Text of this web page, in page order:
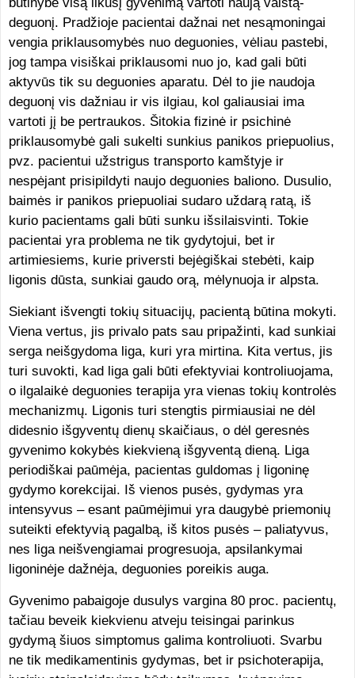
deguonį. Pradžioje pacientai dažnai net nesąmoningai
vengia priklausomybės nuo deguonies, vėliau pastebi,
jog tampa visiškai priklausomi nuo jo, kad gali būti
aktyvūs tik su deguonies aparatu. Dėl to jie naudoja
deguonį vis dažniau ir vis ilgiau, kol galiausiai ima
vartoti jį be pertraukos. Šitokia fizinė ir psichinė
priklausomybė gali sukelti sunkius panikos priepuolius,
pvz. pacientui užstrigus transporto kamštyje ir
nespėjant prisipildyti naujo deguonies baliono. Dusulio,
baimės ir panikos priepuoliai sudaro uždarą ratą, iš
kurio pacientams gali būti sunku išsilaisvinti. Tokie
pacientai yra problema ne tik gydytojui, bet ir
artimiesiems, kurie priversti bejėgiškai stebėti, kaip
ligonis dūsta, sunkiai gaudo orą, mėlynuoja ir alpsta.
Siekiant išvengti tokių situacijų, pacientą būtina mokyti.
Viena vertus, jis privalo pats sau pripažinti, kad sunkiai
serga neišgydoma liga, kuri yra mirtina. Kita vertus, jis
turi suvokti, kad liga gali būti efektyviai kontroliuojama,
o ilgalaikė deguonies terapija yra vienas tokių kontrolės
mechanizmų. Ligonis turi stengtis pirmiausiai ne dėl
didesnio išgyventų dienų skaičiaus, o dėl geresnės
gyvenimo kokybės kiekvieną išgyventą dieną. Liga
periodiškai paūmėja, pacientas guldomas į ligoninę
gydymo korekcijai. Iš vienos pusės, gydymas yra
intensyvus – esant paūmėjimui yra daugybė priemonių
suteikti efektyvią pagalbą, iš kitos pusės – paliatyvus,
nes liga neišvengiamai progresuoja, apsilankymai
ligoninėje dažnėja, deguonies poreikis auga.
Gyvenimo pabaigoje dusulys vargina 80 proc. pacientų,
tačiau beveik kiekvienu atveju teisingai parinkus
gydymą šiuos simptomus galima kontroliuoti. Svarbu
ne tik medikamentinis gydymas, bet ir psichoterapija,